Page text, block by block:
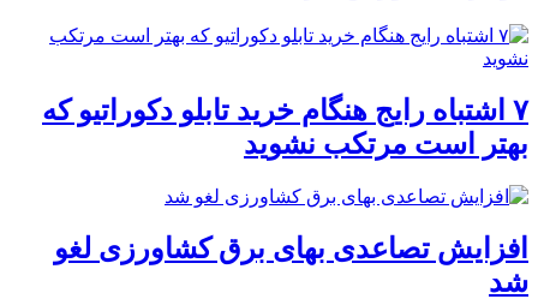
۷ اشتباه رایج هنگام خرید تابلو دکوراتیو که
بهتر است مرتکب نشوید
افزایش تصاعدی بهای برق کشاورزی لغو
شد